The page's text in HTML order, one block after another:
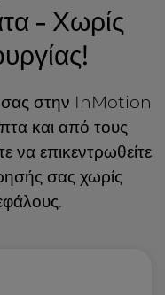
- Χωρίς
σας στην InMotion
και από τους
να επικεντρωθείτε
σας χωρίς